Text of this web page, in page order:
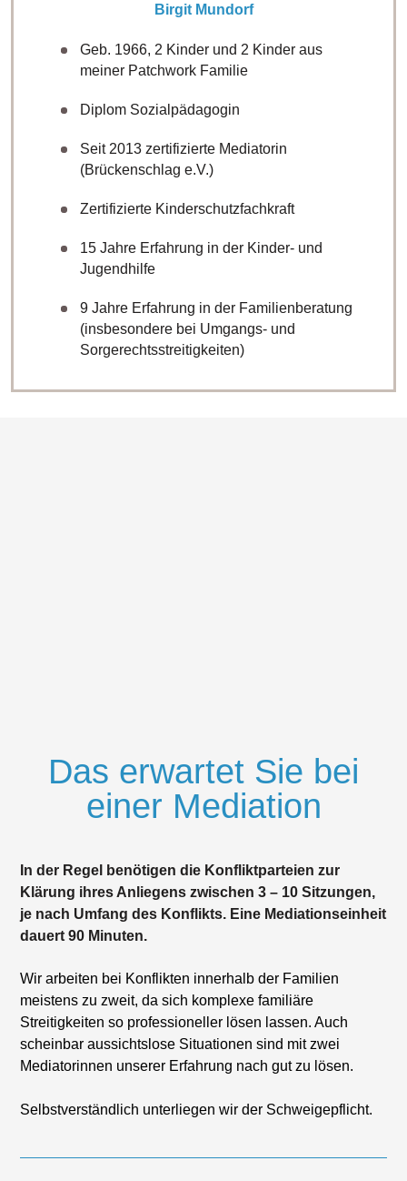
Birgit Mundorf
Geb. 1966, 2 Kinder und 2 Kinder aus
meiner Patchwork Familie
Diplom Sozialpädagogin
Seit 2013 zertifizierte Mediatorin
(Brückenschlag e.V.)
Zertifizierte Kinderschutzfachkraft
15 Jahre Erfahrung in der Kinder- und
Jugendhilfe
9 Jahre Erfahrung in der Familienberatung
(insbesondere bei Umgangs- und
Sorgerechtsstreitigkeiten)
Das erwartet Sie bei
einer Mediation
In der Regel benötigen die Konfliktparteien zur
Klärung ihres Anliegens zwischen 3 – 10 Sitzungen,
je nach Umfang des Konflikts. Eine Mediationseinheit
dauert 90 Minuten.
Wir arbeiten bei Konflikten innerhalb der Familien
meistens zu zweit, da sich komplexe familiäre
Streitigkeiten so professioneller lösen lassen. Auch
scheinbar aussichtslose Situationen sind mit zwei
Mediatorinnen unserer Erfahrung nach gut zu lösen.
Selbstverständlich unterliegen wir der Schweigepflicht.